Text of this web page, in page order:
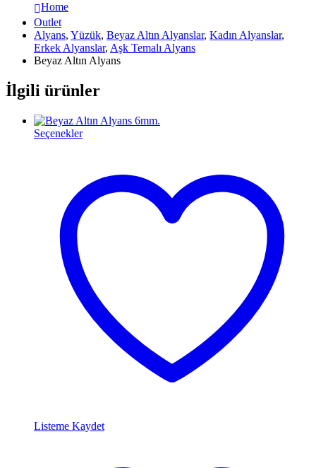
Home
Outlet
Alyans, Yüzük, Beyaz Altın Alyanslar, Kadın Alyanslar,
Erkek Alyanslar, Aşk Temalı Alyans
Beyaz Altın Alyans
İlgili ürünler
Seçenekler
Listeme Kaydet